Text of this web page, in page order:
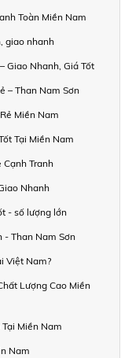
Toàn Miền Nam
giao nhanh
Giao Nhanh, Giá Tốt
– Than Nam Sơn
Miền Nam
Tại Miền Nam
Cạnh Tranh
Nhanh
- số lượng lớn
- Than Nam Sơn
Việt Nam?
Lượng Cao Miền
Miền Nam
Nam